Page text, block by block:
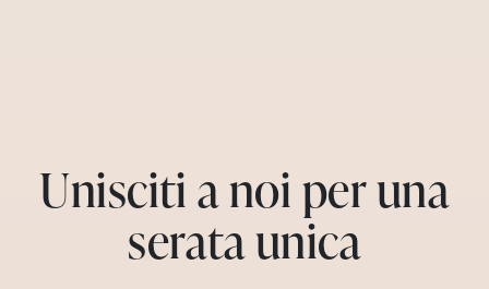
Unisciti a noi per una
serata unica